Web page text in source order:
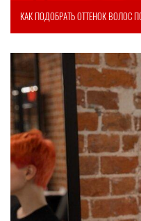
КАК ПОДОБРАТЬ ОТТЕНОК ВОЛОС